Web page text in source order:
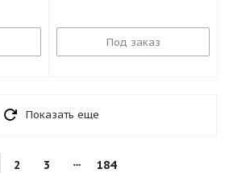
Под заказ
Показать еще
2 3 184